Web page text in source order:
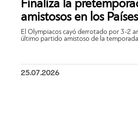
Finaliza la
amistosos en los
El Olympiacos cayó derrotado por 3-2
último partido amistoso de la
25.07.2026